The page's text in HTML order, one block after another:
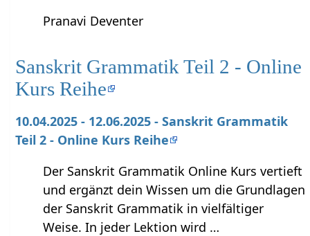
Pranavi Deventer
Sanskrit Grammatik Teil 2 - Online
Kurs Reihe
10.04.2025 - 12.06.2025 - Sanskrit Grammatik
Teil 2 - Online Kurs Reihe
Der Sanskrit Grammatik Online Kurs vertieft
und ergänzt dein Wissen um die Grundlagen
der Sanskrit Grammatik in vielfältiger
Weise. In jeder Lektion wird …